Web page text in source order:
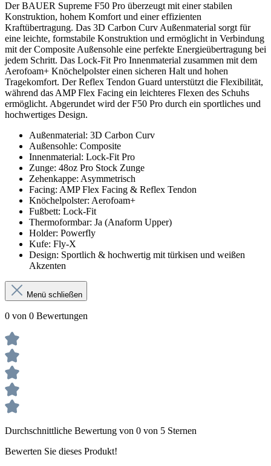
Der BAUER Supreme F50 Pro überzeugt mit einer stabilen
Konstruktion, hohem Komfort und einer effizienten
Kraftübertragung. Das 3D Carbon Curv Außenmaterial sorgt für
eine leichte, formstabile Konstruktion und ermöglicht in Verbindung
mit der Composite Außensohle eine perfekte Energieübertragung bei
jedem Schritt. Das Lock-Fit Pro Innenmaterial zusammen mit dem
Aerofoam+ Knöchelpolster einen sicheren Halt und hohen
Tragekomfort. Der Reflex Tendon Guard unterstützt die Flexibilität,
während das AMP Flex Facing ein leichteres Flexen des Schuhs
ermöglicht. Abgerundet wird der F50 Pro durch ein sportliches und
hochwertiges Design.
Außenmaterial: 3D Carbon Curv
Außensohle: Composite
Innenmaterial: Lock-Fit Pro
Zunge: 48oz Pro Stock Zunge
Zehenkappe: Asymmetrisch
Facing: AMP Flex Facing & Reflex Tendon
Knöchelpolster: Aerofoam+
Fußbett: Lock-Fit
Thermoformbar: Ja (Anaform Upper)
Holder: Powerfly
Kufe: Fly-X
Design: Sportlich & hochwertig mit türkisen und weißen
Akzenten
Menü schließen
0 von 0 Bewertungen
Durchschnittliche Bewertung von 0 von 5 Sternen
Bewerten Sie dieses Produkt!